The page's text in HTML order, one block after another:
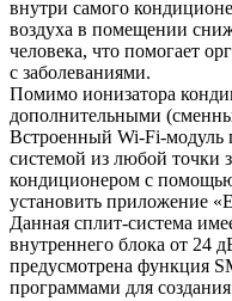
внутри самого
воздуха в помещении
человека, что помогает
с заболеваниями.
Помимо ионизатора
дополнительными
Встроенный Wi-Fi-модуль
системой из любой точки
кондиционером с
установить приложение
Данная сплит-система
внутреннего блока от 24
предусмотрена функция
программами для